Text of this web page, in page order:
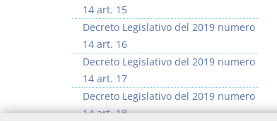
14 art. 15
Decreto Legislativo del 2019 numero
14 art. 16
Decreto Legislativo del 2019 numero
14 art. 17
Decreto Legislativo del 2019 numero
14 art. 18